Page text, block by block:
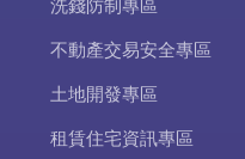
洗錢防制專區
不動產交易安全專區
土地開發專區
租賃住宅資訊專區